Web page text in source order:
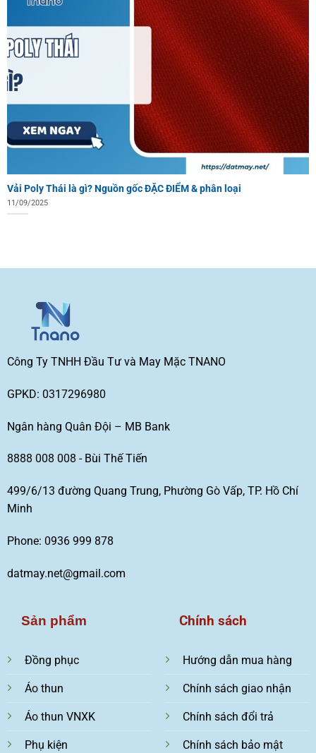
Vải Poly Thái là gì? Nguồn gốc ĐẶC ĐIỂM & phân loại
11/09/2025
Công Ty TNHH Đầu Tư và May Mặc TNANO
GPKD: 0317296980
Ngân hàng Quân Đội – MB Bank
8888 008 008 - Bùi Thế Tiến
499/6/13 đường Quang Trung, Phường Gò Vấp, TP. Hồ Chí
Minh
Phone: 0936 999 878
datmay.net@gmail.com
Sản phẩm
Đồng phục
Áo thun
Áo thun VNXK
Phụ kiện
Chính sách
Hướng dẫn mua hàng
Chính sách giao nhận
Chính sách đổi trả
Chính sách bảo mật